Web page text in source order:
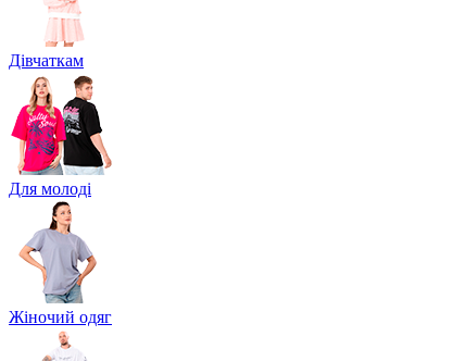
Дівчаткам
Для молоді
Жіночий одяг